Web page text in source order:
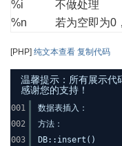
%i
不做处理
%n
若为空即为0
[PHP] 纯文本查看 复制代码
温馨提示：所有展示
感谢您的支持！
001
002
003
数据表插入：
方法：
DB::insert()